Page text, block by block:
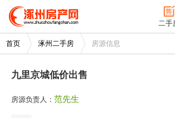
二手
首页 涿州二手房 房源信息
九里京城低价出售
房源负责人：范先生